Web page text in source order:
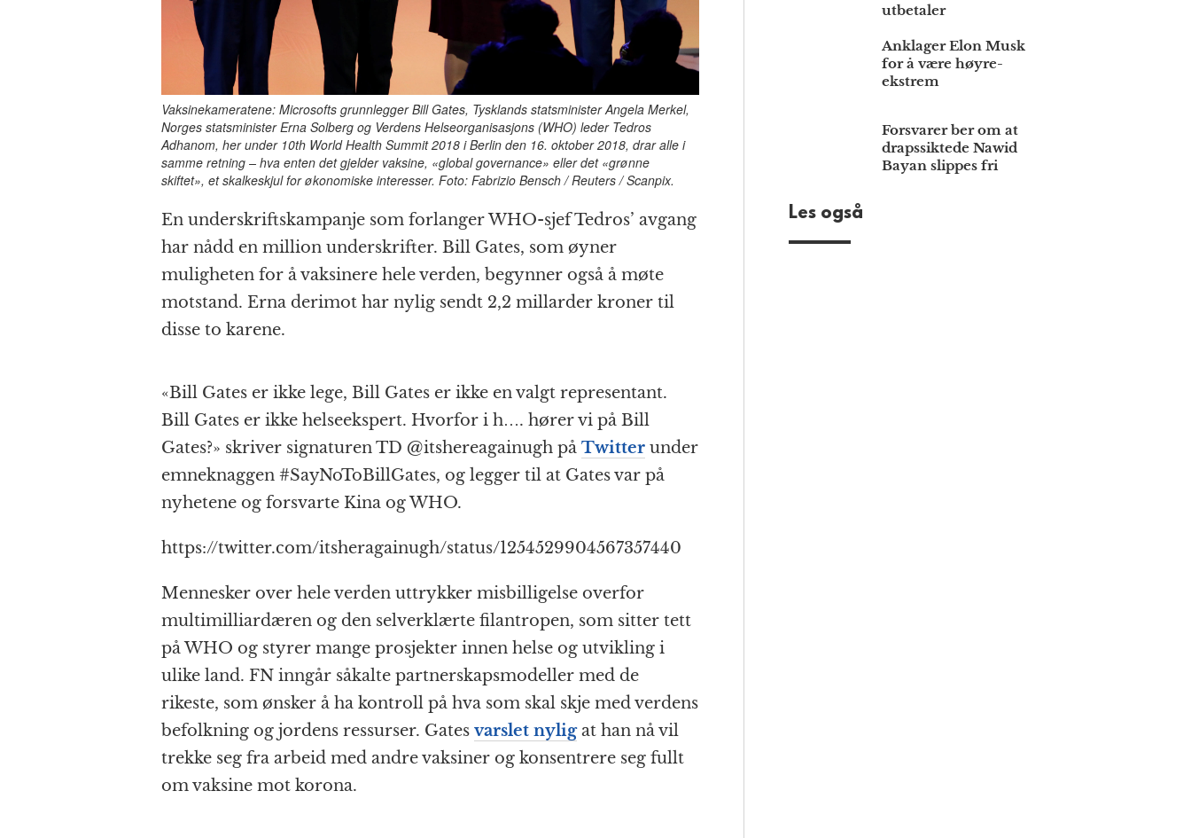
Vaksinekameratene: Microsofts grunnlegger Bill Gates, Tysklands statsminister Angela Merkel,
Norges statsminister Erna Solberg og Verdens Helseorganisasjons (WHO) leder Tedros
Adhanom, her under 10th World Health Summit 2018 i Berlin den 16. oktober 2018, drar alle i
samme retning – hva enten det gjelder vaksine, «global governance» eller det «grønne
skiftet», et skalkeskjul for økonomiske interesser. Foto: Fabrizio Bensch / Reuters / Scanpix.
En underskriftskampanje som forlanger WHO-sjef Tedros’ avgang
har nådd en million underskrifter. Bill Gates, som øyner
muligheten for å vaksinere hele verden, begynner også å møte
motstand. Erna derimot har nylig sendt 2,2 millarder kroner til
disse to karene.
«Bill Gates er ikke lege, Bill Gates er ikke en valgt representant.
Bill Gates er ikke helseekspert. Hvorfor i h…. hører vi på Bill
Gates?» skriver signaturen TD @itshereagainugh på Twitter under
emneknaggen #SayNoToBillGates, og legger til at Gates var på
nyhetene og forsvarte Kina og WHO.
https://twitter.com/itsheragainugh/status/1254529904567357440
Mennesker over hele verden uttrykker misbilligelse overfor
multimilliardæren og den selverklærte filantropen, som sitter tett
på WHO og styrer mange prosjekter innen helse og utvikling i
ulike land. FN inngår såkalte partnerskapsmodeller med de
rikeste, som ønsker å ha kontroll på hva som skal skje med verdens
befolkning og jordens ressurser. Gates varslet nyligat han nå vil
trekke seg fra arbeid med andre vaksiner og konsentrere seg fullt
om vaksine mot korona.
utbetaler
Anklager Elon Musk
for å være høyre­
ekstrem
Forsvarer ber om at
draps­siktede Nawid
Bayan slippes fri
Les også